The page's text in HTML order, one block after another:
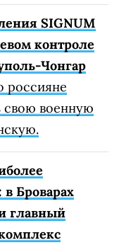
SIGNUM
контроле
Чонгар
россияне
свою военную
Броварах
главный